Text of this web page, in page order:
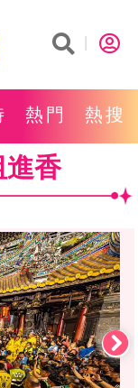
熱門 熱搜
進香